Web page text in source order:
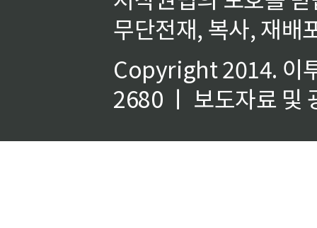
무단전재, 복사, 재배
Copyright 2014. 이
2680 ㅣ 보도자료